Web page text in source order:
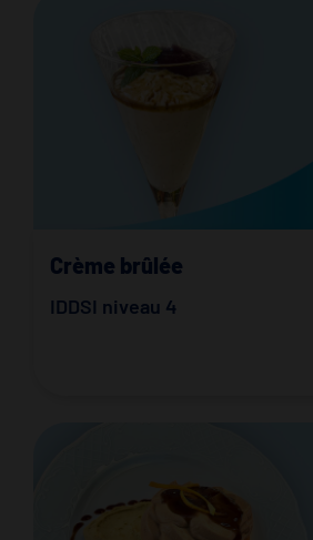
Crème brûlée
IDDSI niveau 4